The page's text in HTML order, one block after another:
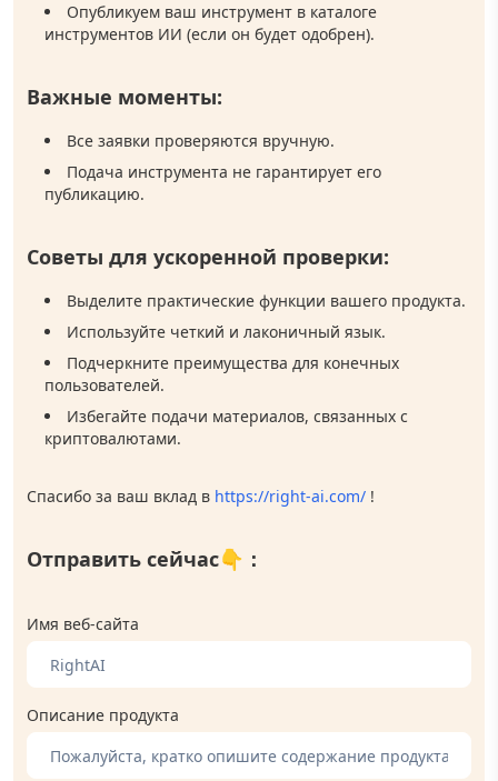
Опубликуем ваш инструмент в каталоге
инструментов ИИ (если он будет одобрен).
Важные моменты:
Все заявки проверяются вручную.
Подача инструмента не гарантирует его
публикацию.
Советы для ускоренной проверки:
Выделите практические функции вашего продукта.
Используйте четкий и лаконичный язык.
Подчеркните преимущества для конечных
пользователей.
Избегайте подачи материалов, связанных с
криптовалютами.
Спасибо за ваш вклад в https://right-ai.com/ !
Отправить сейчас👇：
Имя веб-сайта
Описание продукта